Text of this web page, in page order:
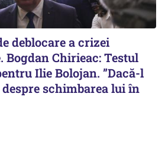
deblocare a crizei
Bogdan Chirieac: Testul
Ilie Bolojan. ”Dacă-l
schimbarea lui în